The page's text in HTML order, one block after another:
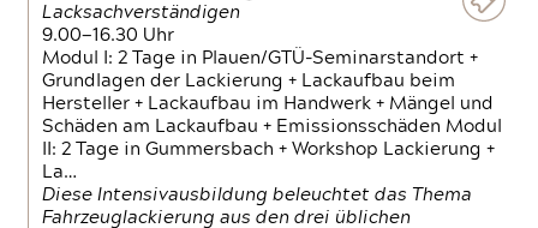
Lacksachverständigen
9.00—16.30 Uhr
Modul I: 2 Tage in Plauen/GTÜ-Seminarstandort +
Grundlagen der Lackierung + Lackaufbau beim
Hersteller + Lackaufbau im Handwerk + Mängel und
Schäden am Lackaufbau + Emissionsschäden Modul
II: 2 Tage in Gummersbach + Workshop Lackierung +
La…
Diese Intensivausbildung beleuchtet das Thema
Fahrzeuglackierung aus den drei üblichen